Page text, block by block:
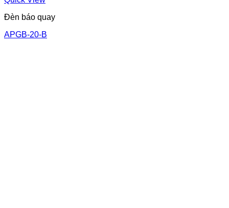
Đèn báo quay
APGB-20-B